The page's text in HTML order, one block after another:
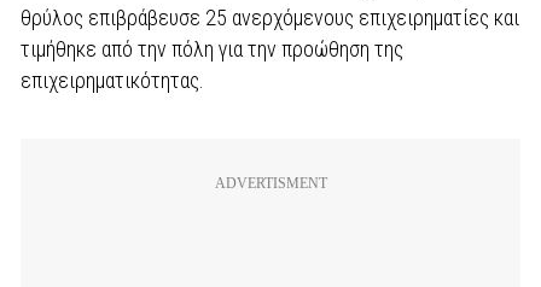
θρύλος επιβράβευσε 25 ανερχόμενους επιχειρηματίες και
τιμήθηκε από την πόλη για την προώθηση της
επιχειρηματικότητας.